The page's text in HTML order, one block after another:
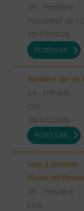
29 - Finistère
Possibilité de
29/07/2026
POSTULER
Auxiliaire de vie
34 - Hérault
CDI
29/07/2026
POSTULER
Aide à domicile
Plouarzel/
29 - Finistère
CDD